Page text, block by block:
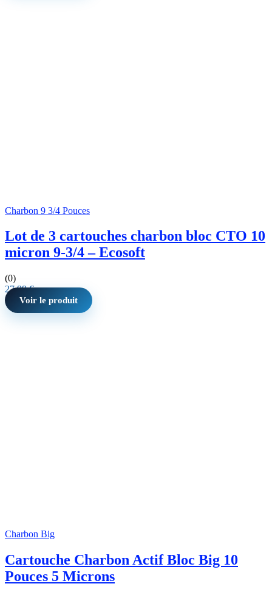
Charbon 9 3/4 Pouces
Lot de 3 cartouches charbon bloc CTO 10
micron 9-3/4 – Ecosoft
(0)
27,99€
Voir le produit
Charbon Big
Cartouche Charbon Actif Bloc Big 10
Pouces 5 Microns